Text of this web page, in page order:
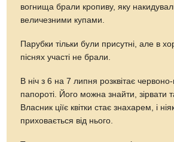
вогнища брали кропиву, яку
величезними купами.
Парубки тільки були присутні, але в
піснях участі не брали.
В ніч з 6 на 7 липня розквітає червоно-
папороті. Його можна знайти, зірвати
Власник ціїє квітки стає знахарем, і
приховається від нього.